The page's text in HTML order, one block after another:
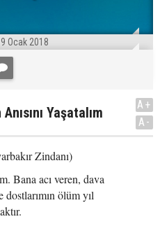
Ocak 2018
Yaşatalım
A+
A-
Zindanı)
Bana acı veren, dava
dostlarımın ölüm yıl